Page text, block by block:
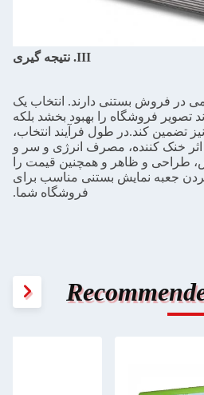
III. نتیجه گیری
در فروش بستنی دارند. انتخاب یک
تصویر فروشگاه را بهبود بخشد بلکه
تضمین کند.در طول فرآیند انتخاب،
اثر خنک کننده، مصرف انرژی و سر و
طراحی و ظاهر و همچنین قیمت را
کردن جعبه نمایش بستنی مناسب برای
فروشگاه شما.